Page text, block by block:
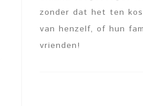
zonder dat het ten
van henzelf, of hun
vrienden!